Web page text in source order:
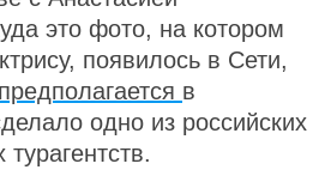
это фото, на котором
появилось в Сети,
предполагается в
одно из российских